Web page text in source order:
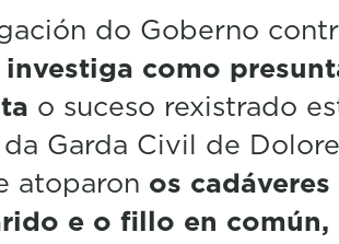
n
u
t
,
9
s
e
o
do Goberno
investiga como
o suceso rexistrado
Garda Civil de
atoparon os
e o fillo en común,